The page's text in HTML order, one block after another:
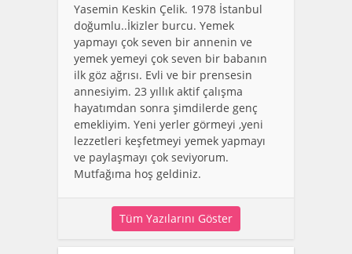
Yasemin Keskin Çelik. 1978 İstanbul
doğumlu..İkizler burcu. Yemek
yapmayı çok seven bir annenin ve
yemek yemeyi çok seven bir babanın
ilk göz ağrısı. Evli ve bir prensesin
annesiyim. 23 yıllık aktif çalışma
hayatımdan sonra şimdilerde genç
emekliyim. Yeni yerler görmeyi ,yeni
lezzetleri keşfetmeyi yemek yapmayı
ve paylaşmayı çok seviyorum.
Mutfağıma hoş geldiniz.
Tüm Yazılarını Göster